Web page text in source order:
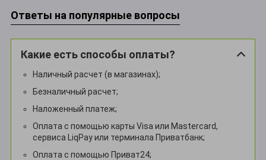
Ответы на популярные вопросы
Какие есть способы оплаты?
Наличный расчет (в магазинах);
Безналичный расчет;
Наложенный платеж;
Оплата с помощью карты Visa или Mastercard,
сервиса LiqPay или терминала Приватбанк;
Оплата с помощью Приват24;